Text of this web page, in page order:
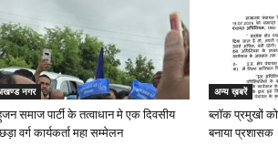
नगर
समाज पार्टी के तत्वाधान मे एक दिवसीय
वर्ग कार्यकर्ता महा सम्मेलन
अन्य ख़बरें
ब्लॉक प्रमुखों को
बनाया प्रशासक